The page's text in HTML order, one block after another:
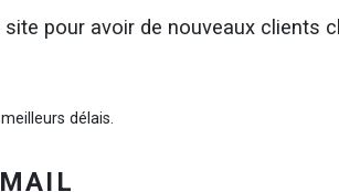
pour avoir de nouveaux clients
délais.